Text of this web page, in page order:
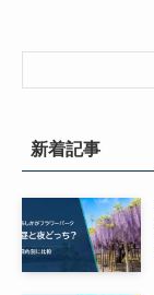
新着記事